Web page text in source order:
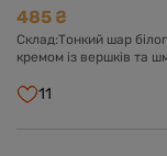
485 ₴
Склад:Тонкий шар
кремом із вершків та
кремом із вершків та
11